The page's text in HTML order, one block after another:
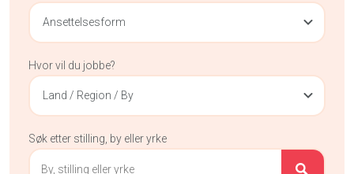
Ansettelsesform
Hvor vil du jobbe?
Land / Region / By
Søk etter stilling, by eller yrke